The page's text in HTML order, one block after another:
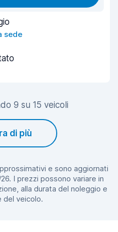
sede
9 su 15 veicoli
di più
e sono aggiornati
I prezzi possono variare in
alla durata del noleggio e
del veicolo.